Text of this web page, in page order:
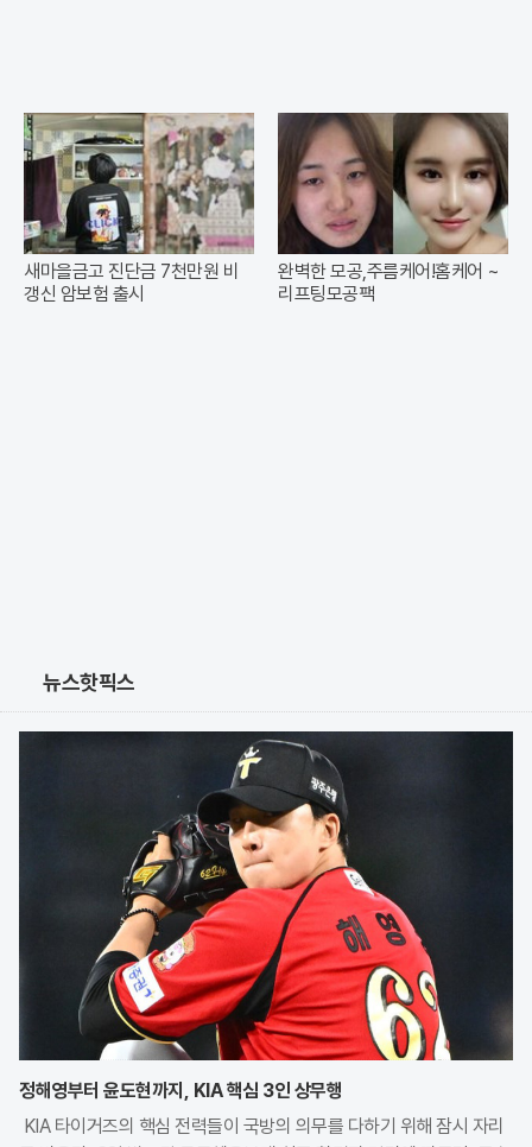
새마을금고 진단금 7천만원 비
갱신 암보험 출시
완벽한 모공,주름케어!홈케어 ~
리프팅모공팩
뉴스핫픽스
정해영부터 윤도현까지, KIA 핵심 3인 상무행
KIA 타이거즈의 핵심 전력들이 국방의 의무를 다하기 위해 잠시 자리